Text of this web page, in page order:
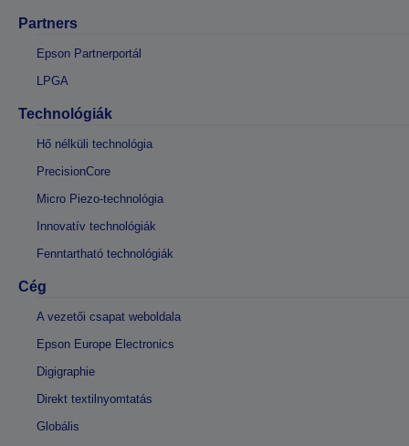
Partners
Epson Partnerportál
LPGA
Technológiák
Hő nélküli technológia
PrecisionCore
Micro Piezo-technológia
Innovatív technológiák
Fenntartható technológiák
Cég
A vezetői csapat weboldala
Epson Europe Electronics
Digigraphie
Direkt textilnyomtatás
Globális